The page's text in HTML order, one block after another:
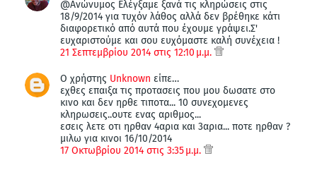
@Ανώνυμος Ελέγξαμε ξανά τις κληρώσεις στις
18/9/2014 για τυχόν λάθος αλλά δεν βρέθηκε κάτι
διαφορετικό από αυτά που έχουμε γράψει.Σ'
ευχαριστούμε και σου ευχόμαστε καλή συνέχεια !
21 Σεπτεμβρίου 2014 στις 12:10 μ.μ.
Ο χρήστης Unknown είπε…
εχθες επαιξα τις προτασεις που μου δωσατε στο
κινο και δεν ηρθε τιποτα... 10 συνεχομενες
κληρωσεις..ουτε ενας αριθμος...
εσεις λετε οτι ηρθαν 4αρια και 3αρια... ποτε ηρθαν ?
μιλω για κινοι 16/10/2014
17 Οκτωβρίου 2014 στις 3:35 μ.μ.